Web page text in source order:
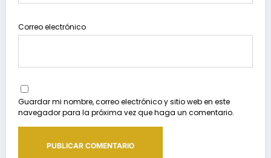
Correo electrónico
Guardar mi nombre, correo electrónico y sitio web en este
navegador para la próxima vez que haga un comentario.